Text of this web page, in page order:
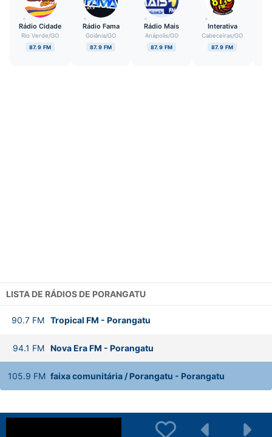
Rádio Cidade
Rio Verde/GO
87.9 FM
Rádio Fama
Goiânia/GO
87.9 FM
Rádio Mais
Anápolis/GO
87.9 FM
Interativa
Cabeceiras/GO
87.9 FM
LISTA DE RÁDIOS DE PORANGATU
90.7 FM Tropical FM - Porangatu
94.1 FM Nova Era FM - Porangatu
105.9 FM faixa comunitária / Porangatu - Porangatu